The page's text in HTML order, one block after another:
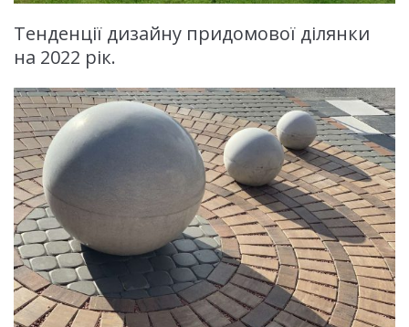
Тенденції дизайну придомової ділянки
на 2022 рік.